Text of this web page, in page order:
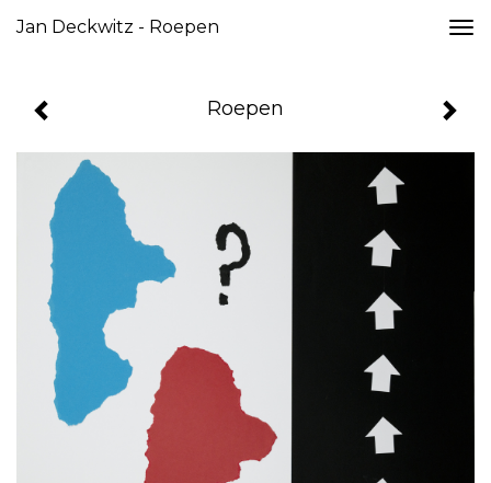
Jan Deckwitz - Roepen
Roepen